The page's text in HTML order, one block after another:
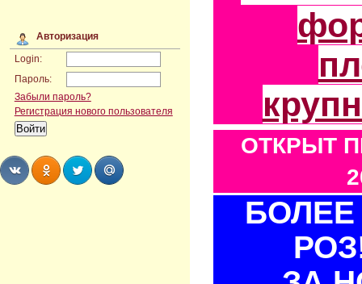
Авторизация
Login:
Пароль:
Забыли пароль?
Регистрация нового пользователя
ОТКРЫТ
БОЛЕЕ